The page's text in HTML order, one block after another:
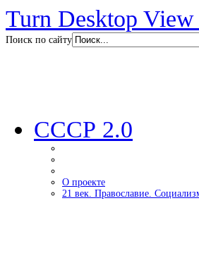
Turn Desktop
Поиск по сайту
СССР 2.0
О проекте
21 век. Православие.